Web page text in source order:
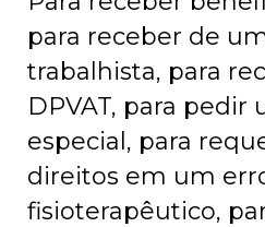
para receber de
trabalhista, para
DPVAT, para
especial, para
direitos em um
fisioterapêutico,